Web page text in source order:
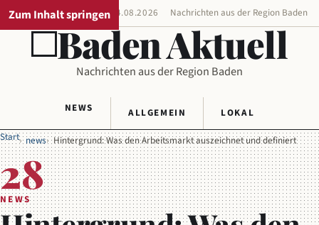
Zum Inhalt springen
REGIONALAUSGABE 04.08.2026 Nachrichten aus der Region Baden
Baden Aktuell
Nachrichten aus der Region Baden
NEWS ALLGEMEIN
LOKAL
Start news Hintergrund: Was den Arbeitsmarkt auszeichnet und definiert
28
NEWS